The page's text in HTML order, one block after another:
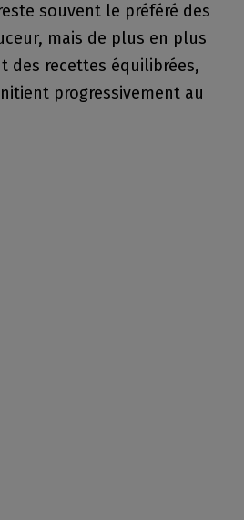
souvent le préféré des
mais de plus en plus
des recettes équilibrées,
progressivement au